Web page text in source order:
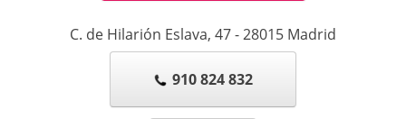
C. de Hilarión Eslava, 47-28015 Madrid
910 824 832